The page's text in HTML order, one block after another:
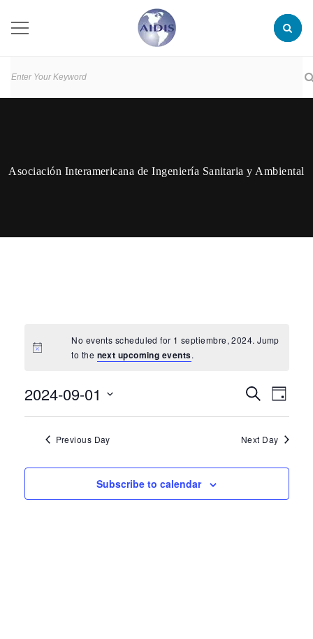
Asociación Interamericana de Ingeniería Sanitaria y Ambiental
No events scheduled for 1 septiembre, 2024. Jump
to the next upcoming events.
and
Search
Day
2024-09-01
Previous Day Next Day
Subscribe to calendar